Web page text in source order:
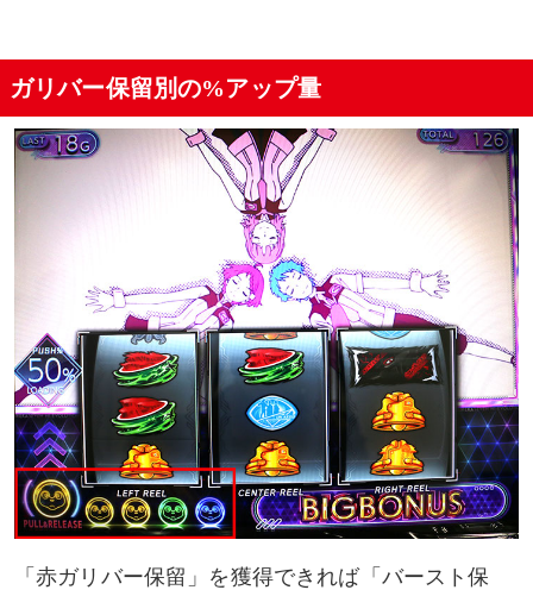
ガリバー保留別の%アップ量
「赤ガリバー保留」を獲得できれば「バースト保